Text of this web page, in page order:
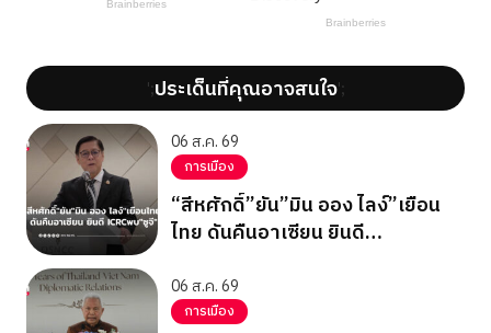
';ประเด็นที่คุณอาจสนใจ';
06 ส.ค. 69
การเมือง
“สีหศักดิ์”ยัน”มิน ออง ไลง์”เยือน
ไทย ดันคืนอาเซียน ยินดี
06 ส.ค. 69
การเมือง